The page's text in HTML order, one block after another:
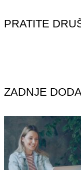
PRATITE
ZADNJE